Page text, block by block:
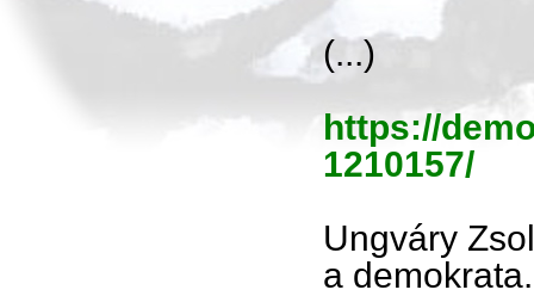
(...)
https://
1210157/
Ungváry
a